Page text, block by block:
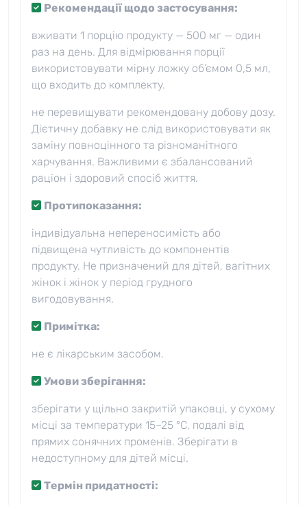
Рекомендації щодо застосування:
вживати 1 порцію продукту — 500 мг — один
раз на день. Для відмірювання порції
використовувати мірну ложку об’ємом 0,5 мл,
що входить до комплекту.
не перевищувати рекомендовану добову дозу.
Дієтичну добавку не слід використовувати як
заміну повноцінного та різноманітного
харчування. Важливими є збалансований
раціон і здоровий спосіб життя.
Протипоказання:
індивідуальна непереносимість або
підвищена чутливість до компонентів
продукту. Не призначений для дітей, вагітних
жінок і жінок у період грудного
вигодовування.
Примітка:
не є лікарським засобом.
Умови зберігання:
зберігати у щільно закритій упаковці, у сухому
місці за температури 15–25 °C, подалі від
прямих сонячних променів. Зберігати в
недоступному для дітей місці.
Термін придатності: